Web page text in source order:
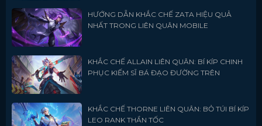
HƯỚNG DẪN KHẮC CHẾ ZATA HIỆU QUẢ
NHẤT TRONG LIÊN QUÂN MOBILE
KHẮC CHẾ ALLAIN LIÊN QUÂN: BÍ KÍP CHINH
PHỤC KIẾM SĨ BÁ ĐẠO ĐƯỜNG TRÊN
KHẮC CHẾ THORNE LIÊN QUÂN: BỎ TÚI BÍ KÍP
LEO RANK THẦN TỐC